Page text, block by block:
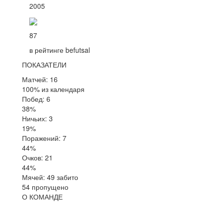
2005
87
в рейтинге befutsal
ПОКАЗАТЕЛИ
Матчей: 16
100% из календаря
Побед: 6
38%
Ничьих: 3
19%
Поражений: 7
44%
Очков: 21
44%
Мячей: 49 забито
54 пропущено
О КОМАНДЕ